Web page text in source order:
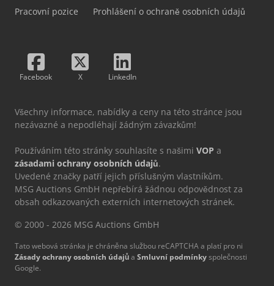
Pracovní pozice Prohlášení o ochraně osobních údajů
Facebook X LinkedIn
Všechny informace, nabídky a ceny na této stránce jsou
nezávazné a nepodléhají žádným závazkům!
Používáním této stránky souhlasíte s našimi VOP a
zásadami ochrany osobních údajů.
Uvedené značky patří jejich příslušným vlastníkům.
MSG Auctions GmbH nepřebírá žádnou odpovědnost za
obsah odkazovaných externích internetových stránek.
© 2000 - 2026 MSG Auctions GmbH
Tato webová stránka je chráněna službou reCAPTCHA a platí pro ni
Zásady ochrany osobních údajůa Smluvní podmínkyspolečnosti
Google.